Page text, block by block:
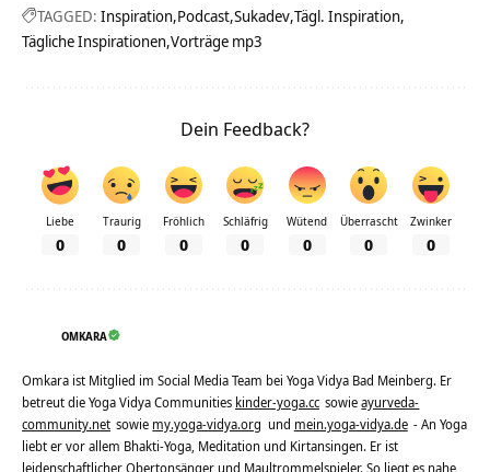
TAGGED: Inspiration Podcast Sukadev Tägl. Inspiration
Tägliche Inspirationen Vorträge mp3
Dein Feedback?
Liebe
0
Traurig
0
Fröhlich
0
Schläfrig
0
Wütend
0
Überrascht
0
Zwinker
0
OMKARA
Omkara ist Mitglied im Social Media Team bei Yoga Vidya Bad Meinberg. Er
betreut die Yoga Vidya Communities kinder-yoga.cc sowieayurveda-
community.net sowie my.yoga-vidya.org und mein.yoga-vidya.de - An Yoga
liebt er vor allem Bhakti-Yoga, Meditation und Kirtansingen. Er ist
leidenschaftlicher Obertonsänger und Maultrommelspieler. So liegt es nahe,